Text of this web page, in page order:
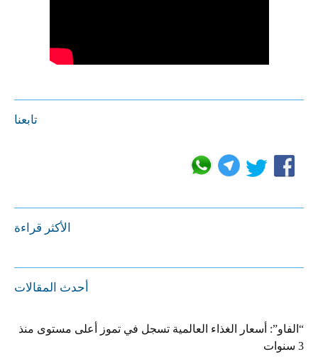
تابعنا
الأكثر قراءة
أحدث المقالات
“الفاو”: أسعار الغذاء العالمية تسجل في تموز أعلى مستوى منذ
3 سنوات